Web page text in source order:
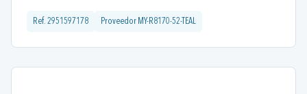
Ref. 2951597178 Proveedor MY-R8170-52-TEAL